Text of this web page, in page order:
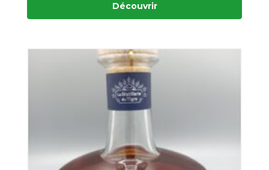
Découvrir